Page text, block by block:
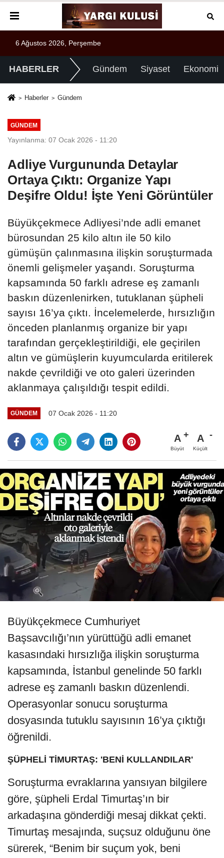
6 Ağustos 2026, Perşembe
HABERLER Gündem Siyaset Ekonomi
Haberler Gündem
GÜNDEM
Yayınlanma: 07 Ocak 2026 - 11:20
Adliye Vurgununda Detaylar
Ortaya Çıktı: Organize Yapı
Deşifre Oldu! İşte Yeni Görüntüler
Büyükçekmece Adliyesi’nde adli emanet
bürosundan 25 kilo altın ile 50 kilo
gümüşün çalınmasına ilişkin soruşturmada
önemli gelişmeler yaşandı. Soruşturma
kapsamında 50 farklı adrese eş zamanlı
baskın düzenlenirken, tutuklanan şüpheli
sayısı 16’ya çıktı. İncelemelerde, hırsızlığın
önceden planlanmış organize bir yapı
tarafından gerçekleştirildiği, ele geçirilen
altın ve gümüşlerin kuyumcularda eritilerek
nakde çevrildiği ve oto galeri üzerinden
aklanmaya çalışıldığı tespit edildi.
GÜNDEM 07 Ocak 2026 - 11:20
A
Büyüt
A
Küçült
Büyükçekmece Cumhuriyet
Başsavcılığı’nın yürüttüğü adli emanet
kasasındaki hırsızlığa ilişkin soruşturma
kapsamında, İstanbul genelinde 50 farklı
adrese eş zamanlı baskın düzenlendi.
Operasyonlar sonucu soruşturma
dosyasında tutuklu sayısının 16’ya çıktığı
öğrenildi.
ŞÜPHELİ TİMURTAŞ: 'BENİ KULLANDILAR'
Soruşturma evraklarına yansıyan bilgilere
göre, şüpheli Erdal Timurtaş’ın bir
arkadaşına gönderdiği mesaj dikkat çekti.
Timurtaş mesajında, suçsuz olduğunu öne
sürerek, “Benim bir suçum yok, beni